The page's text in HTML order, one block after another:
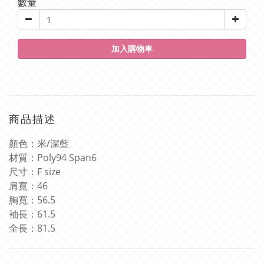
加入購物車
商品描述
顏色：米/深藍
材質： Poly94 Span6
尺寸： F size
肩寬： 46
胸寬： 56.5
袖長： 61.5
全長： 81.5